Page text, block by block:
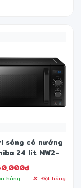
sóng có nướng
24 lít MW2-
đ
hàng Đặt hàng
❆